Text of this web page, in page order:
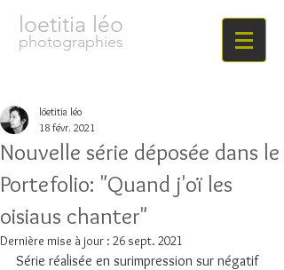
loetitia léo
photographies
Nouvelle série déposée dans le
Portefolio: "Quand j'oï les
oisiaus chanter"
löetitia léo
18 févr. 2021
Dernière mise à jour : 26 sept. 2021
Série réalisée en surimpression sur négatif